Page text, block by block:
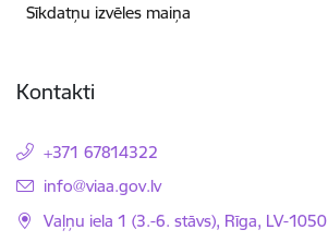
Sīkdatņu izvēles maiņa
Kontakti
+371 67814322
E-pasts:
info@viaa.gov.lv
Vaļņu iela 1 (3.-6. stāvs), Rīga, LV-1050